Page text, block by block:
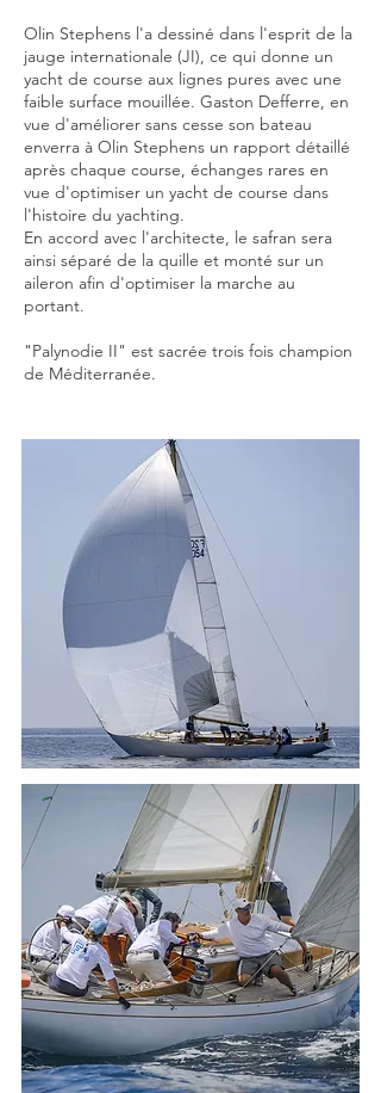
Olin Stephens l'a dessiné dans l'esprit de la
jauge internationale (JI), ce qui donne un
yacht de course aux lignes pures avec une
faible surface mouillée. Gaston Defferre, en
vue d'améliorer sans cesse son bateau
enverra à Olin Stephens un rapport détaillé
après chaque course, échanges rares en
vue d'optimiser un yacht de course dans
l'histoire du yachting.
En accord avec l'architecte, le safran sera
ainsi séparé de la quille et monté sur un
aileron afin d'optimiser la marche au
portant.
"Palynodie II" est sacrée trois fois champion
de Méditerranée.